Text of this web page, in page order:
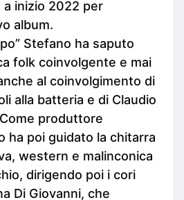
inizio 2022 per
album.
Stefano ha saputo
folk coinvolgente e mai
al coinvolgimento di
alla batteria e di Claudio
produttore
ha poi guidato la chitarra
western e malinconica
dirigendo poi i cori
Di Giovanni, che